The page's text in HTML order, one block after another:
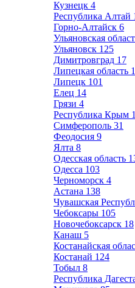
Кузнецк 4
Республика Алтай
Горно-Алтайск 6
Ульяновская
Ульяновск 125
Димитровград 17
Липецкая область
Липецк 101
Елец 14
Грязи 4
Республика Крым
Симферополь 31
Феодосия 9
Ялта 8
Одесская область
Одесса 103
Черноморск 4
Астана 138
Чувашская
Чебоксары 105
Новочебоксарск 18
Канаш 5
Костанайская
Костанай 124
Тобыл 8
Республика